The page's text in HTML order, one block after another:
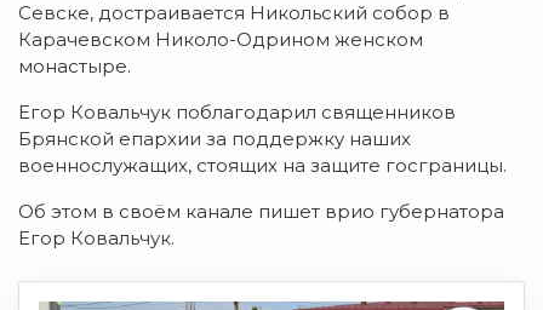
Севске, достраивается Никольский собор в
Карачевском Николо-Одрином женском
монастыре.
Егор Ковальчук поблагодарил священников
Брянской епархии за поддержку наших
военнослужащих, стоящих на защите госграницы.
Об этом в своём канале пишет врио губернатора
Егор Ковальчук.